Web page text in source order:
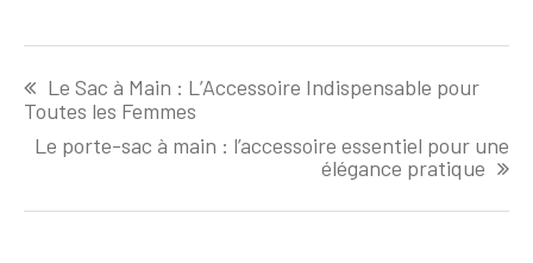
de
l'article
Le Sac à Main : L’Accessoire Indispensable pour
Toutes les Femmes
Le porte-sac à main : l’accessoire essentiel pour une
élégance pratique